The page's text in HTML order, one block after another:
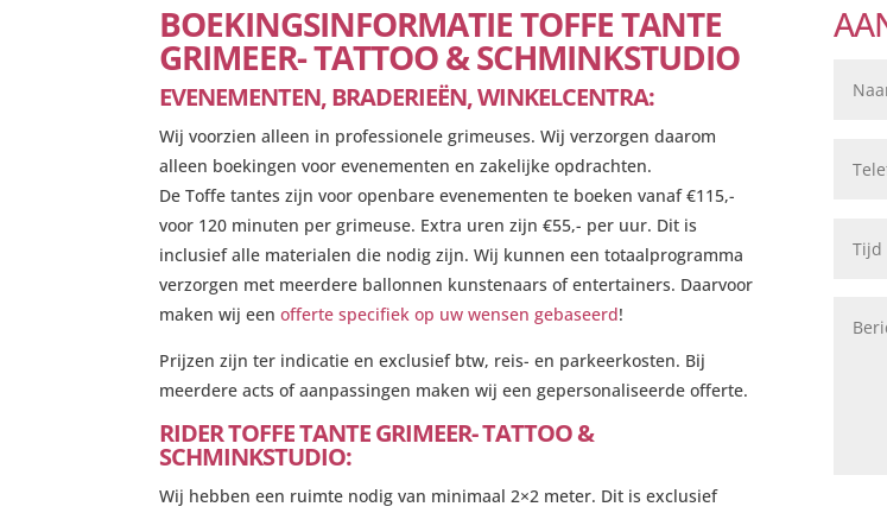
BOEKINGSINFORMATIE TOFFE TANTE
GRIMEER- TATTOO & SCHMINKSTUDIO
EVENEMENTEN, BRADERIEËN, WINKELCENTRA:
Wij voorzien alleen in professionele grimeuses. Wij verzorgen daarom
alleen boekingen voor evenementen en zakelijke opdrachten.
De Toffe tantes zijn voor openbare evenementen te boeken vanaf €115,-
voor 120 minuten per grimeuse. Extra uren zijn €55,- per uur. Dit is
inclusief alle materialen die nodig zijn. Wij kunnen een totaalprogramma
verzorgen met meerdere ballonnen kunstenaars of entertainers. Daarvoor
maken wij een offerte specifiek op uw wensen gebaseerd!
Prijzen zijn ter indicatie en exclusief btw, reis- en parkeerkosten. Bij
meerdere acts of aanpassingen maken wij een gepersonaliseerde offerte.
RIDER TOFFE TANTE GRIMEER- TATTOO &
SCHMINKSTUDIO:
Wij hebben een ruimte nodig van minimaal 2×2 meter. Dit is exclusief